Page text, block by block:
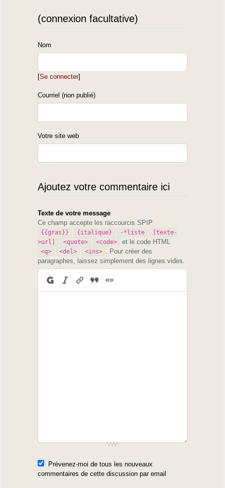
(connexion facultative)
Nom
[Se connecter]
Courriel (non publié)
Votre site web
Ajoutez votre commentaire ici
Texte de votre message
Ce champ accepte les raccourcis SPIP
{{gras}} {italique} -*liste
[texte-
>url]
<quote> <code> et le code HTML
<q> <del> <ins>
. Pour créer des
paragraphes, laissez simplement des lignes vides.
Prévenez-moi de tous les nouveaux
commentaires de cette discussion par email